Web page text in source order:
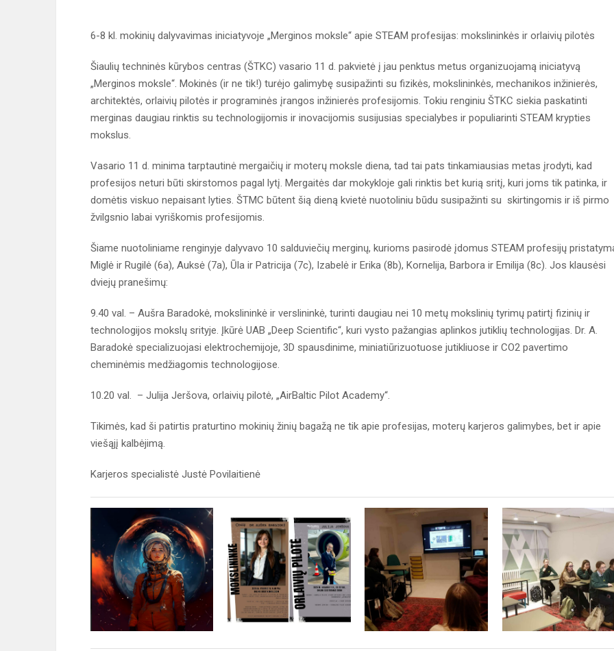
6-8 kl. mokinių dalyvavimas iniciatyvoje „Merginos moksle“ apie STEAM profesijas: mokslininkės ir orlaivių pilotės
Šiaulių techninės kūrybos centras (ŠTKC) vasario 11 d. pakvietė į jau penktus metus organizuojamą iniciatyvą
„Merginos moksle“. Mokinės (ir ne tik!) turėjo galimybę susipažinti su fizikės, mokslininkės, mechanikos inžinierės,
architektės, orlaivių pilotės ir programinės įrangos inžinierės profesijomis. Tokiu renginiu ŠTKC siekia paskatinti
merginas daugiau rinktis su technologijomis ir inovacijomis susijusias specialybes ir populiarinti STEAM krypties
mokslus.
Vasario 11 d. minima tarptautinė mergaičių ir moterų moksle diena, tad tai pats tinkamiausias metas įrodyti, kad
profesijos neturi būti skirstomos pagal lytį. Mergaitės dar mokykloje gali rinktis bet kurią sritį, kuri joms tik patinka, ir
domėtis viskuo nepaisant lyties. ŠTMC būtent šią dieną kvietė nuotoliniu būdu susipažinti su skirtingomis ir iš pirmo
žvilgsnio labai vyriškomis profesijomis.
Šiame nuotoliniame renginyje dalyvavo 10 salduviečių merginų, kurioms pasirodė įdomus STEAM profesijų
Miglė ir Rugilė (6a), Auksė (7a), Ūla ir Patricija (7c), Izabelė ir Erika (8b), Kornelija, Barbora ir Emilija (8c). Jos klausėsi
dviejų pranešimų:
9.40 val. – Aušra Baradokė, mokslininkė ir verslininkė, turinti daugiau nei 10 metų mokslinių tyrimų patirtį fizinių ir
technologijos mokslų srityje. Įkūrė UAB „Deep Scientific“, kuri vysto pažangias aplinkos jutiklių technologijas. Dr. A.
Baradokė specializuojasi elektrochemijoje, 3D spausdinime, miniatiūrizuotuose jutikliuose ir CO2 pavertimo
cheminėmis medžiagomis technologijose.
10.20 val. – Julija Jeršova, orlaivių pilotė, „AirBaltic Pilot Academy“.
Tikimės, kad ši patirtis praturtino mokinių žinių bagažą ne tik apie profesijas, moterų karjeros galimybes, bet ir apie
viešąjį kalbėjimą.
Karjeros specialistė Justė Povilaitienė